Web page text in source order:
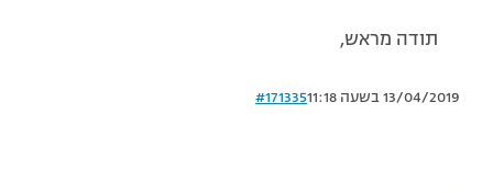
תודה מראש,
13/04/2019 בשעה 11:18 #171335